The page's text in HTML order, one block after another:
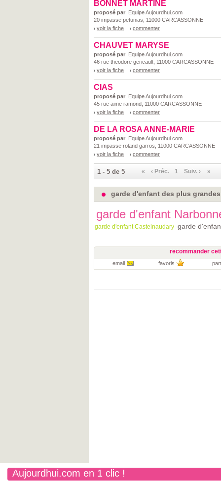
BONNET MARTINE
proposé par Equipe Aujourdhui.com
20 impasse petunias, 11000 CARCASSONNE
voir la fiche
commenter
CHAUVET MARYSE
proposé par Equipe Aujourdhui.com
46 rue theodore gericault, 11000 CARCASSONNE
voir la fiche
commenter
CIAS
proposé par Equipe Aujourdhui.com
45 rue aime ramond, 11000 CARCASSONNE
voir la fiche
commenter
DE LA ROSA ANNE-MARIE
proposé par Equipe Aujourdhui.com
21 impasse roland garros, 11000 CARCASSONNE
voir la fiche
commenter
1 - 5 de 5 « ‹ Préc. 1 Suiv. › »
garde d'enfant des plus
garde d'enfant
garde d'enfant Castelnaudary garde
recommander
email favoris
Aujourdhui.com en 1 clic !